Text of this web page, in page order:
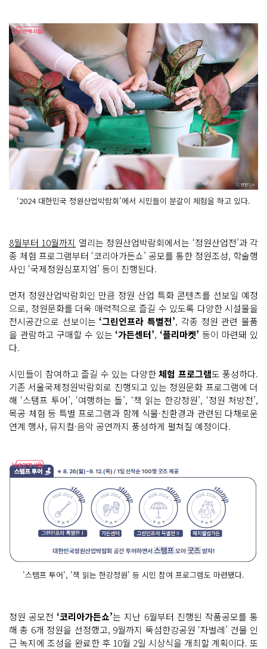
‘2024 대한민국 정원산업박람회’에서 시민들이 분갈이 체험을 하고 있다.
8월부터 10월까지 열리는 정원산업박람회에서는 ‘정원산업전’과 각
종 체험 프로그램부터 ‘코리아가든쇼’ 공모를 통한 정원조성, 학술행
사인 ‘국제정원심포지엄’ 등이 진행된다.
먼저 정원산업박람회인 만큼 정원 산업 특화 콘텐츠를 선보일 예정
으로, 정원문화를 더욱 매력적으로 즐길 수 있도록 다양한 시설물을
전시공간으로 선보이는 ‘그린인프라 특별전’, 각종 정원 관련 물품
을 관람하고 구매할 수 있는 ‘가든센터’, ‘플리마켓’ 등이 마련돼 있
다.
시민들이 참여하고 즐길 수 있는 다양한체험 프로그램도 풍성하다.
기존 서울국제정원박람회로 진행되고 있는 정원문화 프로그램에 더
해 ‘스탬프 투어’, ‘여행하는 돌’, ‘책 읽는 한강정원’, ‘정원 처방전’,
목공 체험 등 특별 프로그램과 함께 식물·친환경과 관련된 다채로운
연계 행사, 뮤지컬·음악 공연까지 풍성하게 펼쳐질 예정이다.
'스탬프 투어', '책 읽는 한강정원' 등 시민 참여 프로그램도 마련됐다.
정원 공모전 ‘코리아가든쇼’는 지난 6월부터 진행된 작품공모를 통
해 총 6개 정원을 선정했고, 9월까지 뚝섬한강공원 ‘자벌레’ 건물 인
근 녹지에 조성을 완료한 후 10월 2일 시상식을 개최할 계획이다. 또